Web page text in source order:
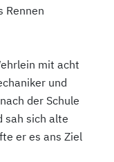
Rennen
mit acht
und
der Schule
sah sich alte
er es ans Ziel